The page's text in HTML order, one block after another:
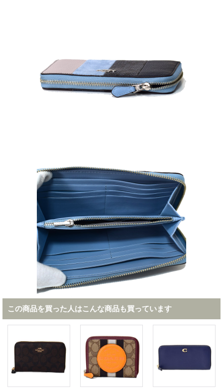
この商品を買った人はこんな商品も買っています